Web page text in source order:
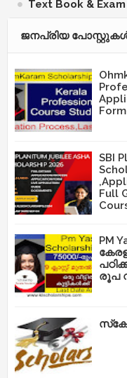
Text Book &
ജനപ്രിയ
SBI
Full
PM
രൂപ